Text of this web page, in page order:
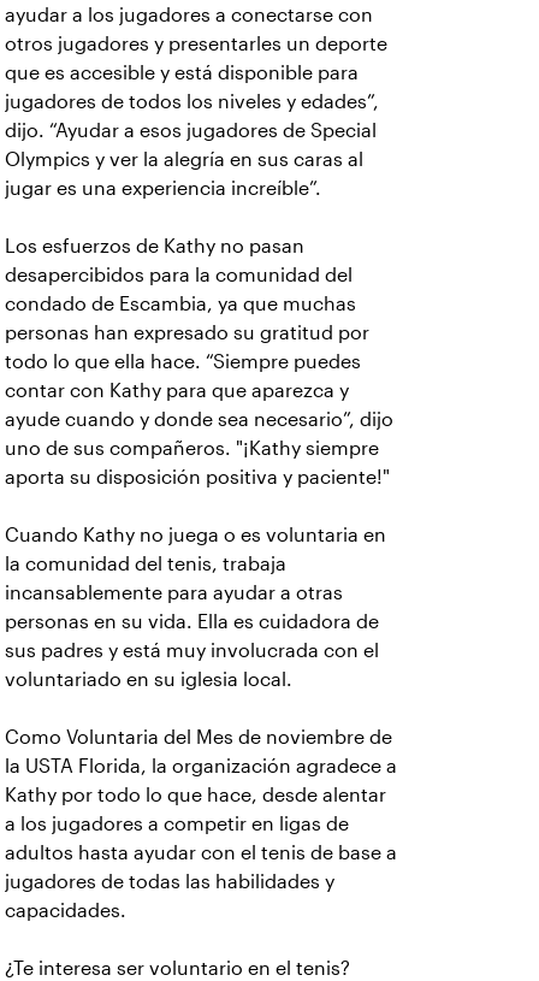
ayudar a los jugadores a conectarse con
otros jugadores y presentarles un deporte
que es accesible y está disponible para
jugadores de todos los niveles y edades”,
dijo. “Ayudar a esos jugadores de Special
Olympics y ver la alegría en sus caras al
jugar es una experiencia increíble”.
Los esfuerzos de Kathy no pasan
desapercibidos para la comunidad del
condado de Escambia, ya que muchas
personas han expresado su gratitud por
todo lo que ella hace. “Siempre puedes
contar con Kathy para que aparezca y
ayude cuando y donde sea necesario”, dijo
uno de sus compañeros. "¡Kathy siempre
aporta su disposición positiva y paciente!"
Cuando Kathy no juega o es voluntaria en
la comunidad del tenis, trabaja
incansablemente para ayudar a otras
personas en su vida. Ella es cuidadora de
sus padres y está muy involucrada con el
voluntariado en su iglesia local.
Como Voluntaria del Mes de noviembre de
la USTA Florida, la organización agradece a
Kathy por todo lo que hace, desde alentar
a los jugadores a competir en ligas de
adultos hasta ayudar con el tenis de base a
jugadores de todas las habilidades y
capacidades.
¿Te interesa ser voluntario en el tenis?